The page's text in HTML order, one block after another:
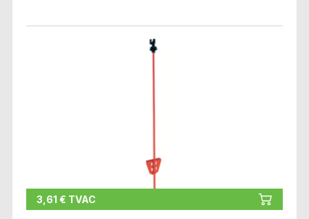
3,61 € TVAC